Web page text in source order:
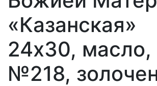
«Казанская»
24х30, масло,
№218,